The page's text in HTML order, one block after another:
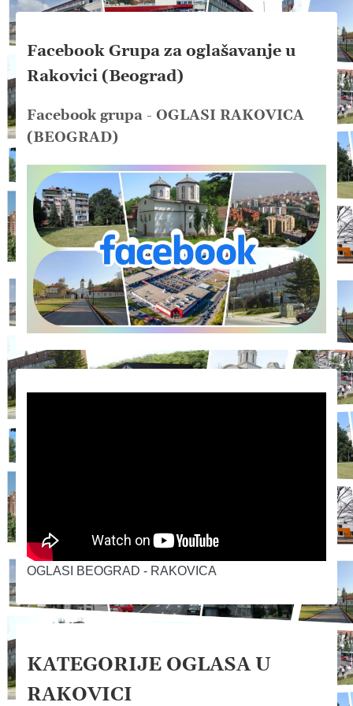
Facebook Grupa za oglašavanje u
Rakovici (Beograd)
Facebook grupa - OGLASI RAKOVICA
(BEOGRAD)
OGLASI BEOGRAD - RAKOVICA
KATEGORIJE OGLASA U
RAKOVICI